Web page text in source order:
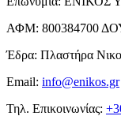
ΑΦΜ: 800384700
Έδρα: Πλαστήρα
Email: info@enikos.gr
Τηλ. Επικοινωνίας: